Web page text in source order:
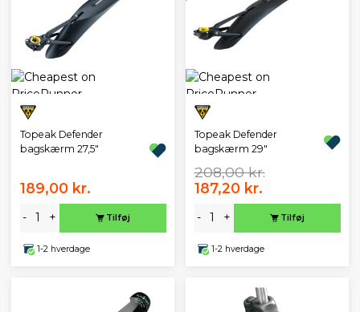
Topeak Defender
bagskærm 27,5"
189,00 kr.
- + Tilføj
1-2 hverdage
Topeak Defender
bagskærm 29"
208,00 kr.
187,20 kr.
- + Tilføj
1-2 hverdage